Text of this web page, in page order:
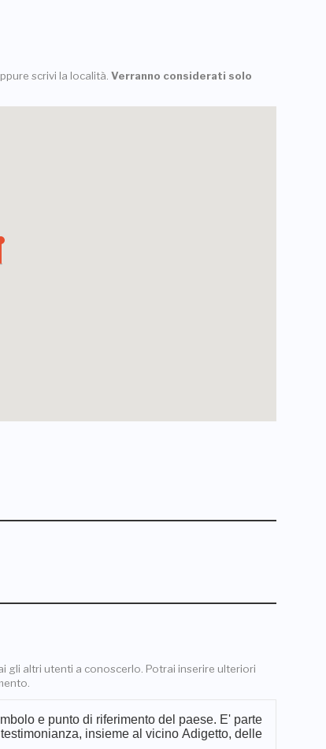
scrivi la località. Verranno considerati solo
gli altri utenti a conoscerlo. Potrai inserire ulteriori